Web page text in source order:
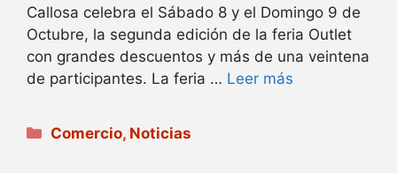
Callosa celebra el Sábado 8 y el Domingo 9 de
Octubre, la segunda edición de la feria Outlet
con grandes descuentos y más de una veintena
de participantes. La feria … Leer más
Categorías
Comercio, Noticias